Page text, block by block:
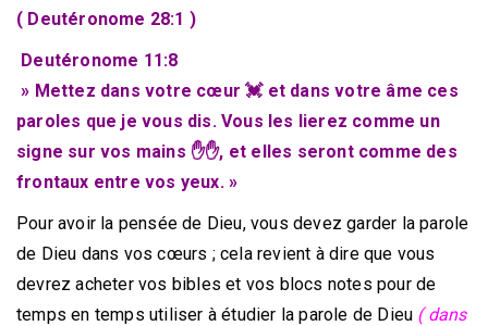
( Deutéronome 28:1 )
Deutéronome 11:8
» Mettez dans votre cœur 💓 et dans votre âme ces
paroles que je vous dis. Vous les lierez comme un
signe sur vos mains ✋✋, et elles seront comme des
frontaux entre vos yeux. »
Pour avoir la pensée de Dieu, vous devez garder la parole
de Dieu dans vos cœurs ; cela revient à dire que vous
devrez acheter vos bibles et vos blocs notes pour de
temps en temps utiliser à étudier la parole de Dieu ( dans